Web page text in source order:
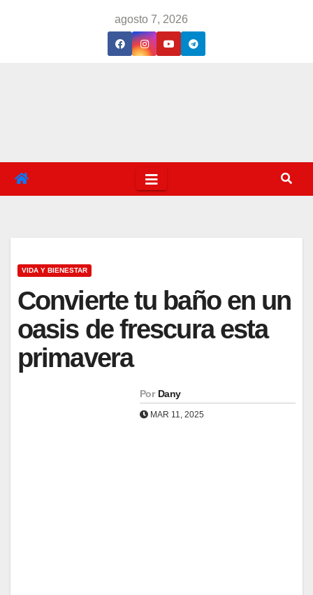
agosto 7, 2026
VIDA Y BIENESTAR
Convierte tu baño en un
oasis de frescura esta
primavera
Por Dany
MAR 11, 2025